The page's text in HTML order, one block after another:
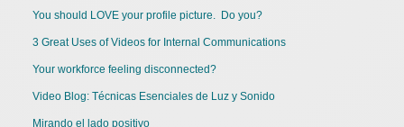
You should LOVE your profile picture. Do you?
3 Great Uses of Videos for Internal Communications
Your workforce feeling disconnected?
Video Blog: Técnicas Esenciales de Luz y Sonido
Mirando el lado positivo